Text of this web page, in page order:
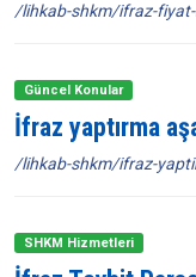
/lihkab-shkm/ifraz-
Güncel Konular
İfraz yaptırma
/lihkab-shkm/ifraz-
SHKM Hizmetleri